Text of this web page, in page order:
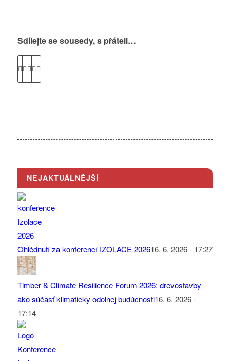
Sdílejte se sousedy, s přáteli…
NEJAKTUÁLNĚJŠÍ
Ohlédnutí za konferencí IZOLACE 202616. 6. 2026 - 17:27
Timber & Climate Resilience Forum 2026: drevostavby
ako súčasť klimaticky odolnej budúcnosti16. 6. 2026 -
17:14